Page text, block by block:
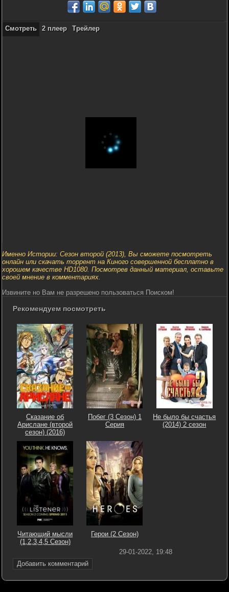
Смотреть 2 плеер Трейлер
Именно Истории: Сезон второй (2013), Вы сможете посмотреть
онлайн или скачать торрент на Киного совершенной бесплатно в
хорошем качестве HD1080. Посмотрев данный материал, оставьте
своей мнение в комментариях.
Извините но Вам не разрешено пользоваться Поиском!
Рекомендуем посмотреть
Сказание об
Арислане (второй
сезон) (2016)
Побег (3 Сезон) 1
Серия
Не было бы счастья
(2014) 2 сезон
Читающий мысли
(1,2,3,4,5 Сезон)
Герои (2 Сезон)
Добавить комментарий
29-01-2022, 19:48